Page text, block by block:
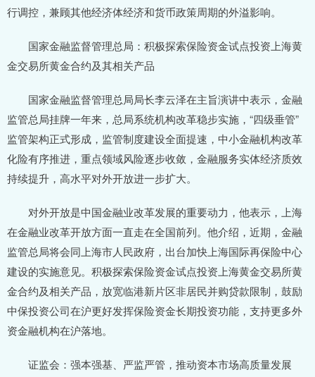
行调控，兼顾其他经济体经济和货币政策周期的外溢影响。
国家金融监督管理总局：积极探索保险资金试点投资上海黄
金交易所黄金合约及其相关产品
国家金融监督管理总局局长李云泽在主旨演讲中表示，金融
监管总局挂牌一年来，总局系统机构改革稳步实施，“四级垂管”
监管架构正式形成，监管制度建设全面提速，中小金融机构改革
化险有序推进，重点领域风险逐步收敛，金融服务实体经济质效
持续提升，高水平对外开放进一步扩大。
对外开放是中国金融业改革发展的重要动力，他表示，上海
在金融业改革开放方面一直走在全国前列。他介绍，近期，金融
监管总局将会同上海市人民政府，出台加快上海国际再保险中心
建设的实施意见。积极探索保险资金试点投资上海黄金交易所黄
金合约及相关产品，放宽临港新片区非居民并购贷款限制，鼓励
中保投资公司在沪更好发挥保险资金长期投资功能，支持更多外
资金融机构在沪落地。
证监会：强本强基、严监严管，推动资本市场高质量发展